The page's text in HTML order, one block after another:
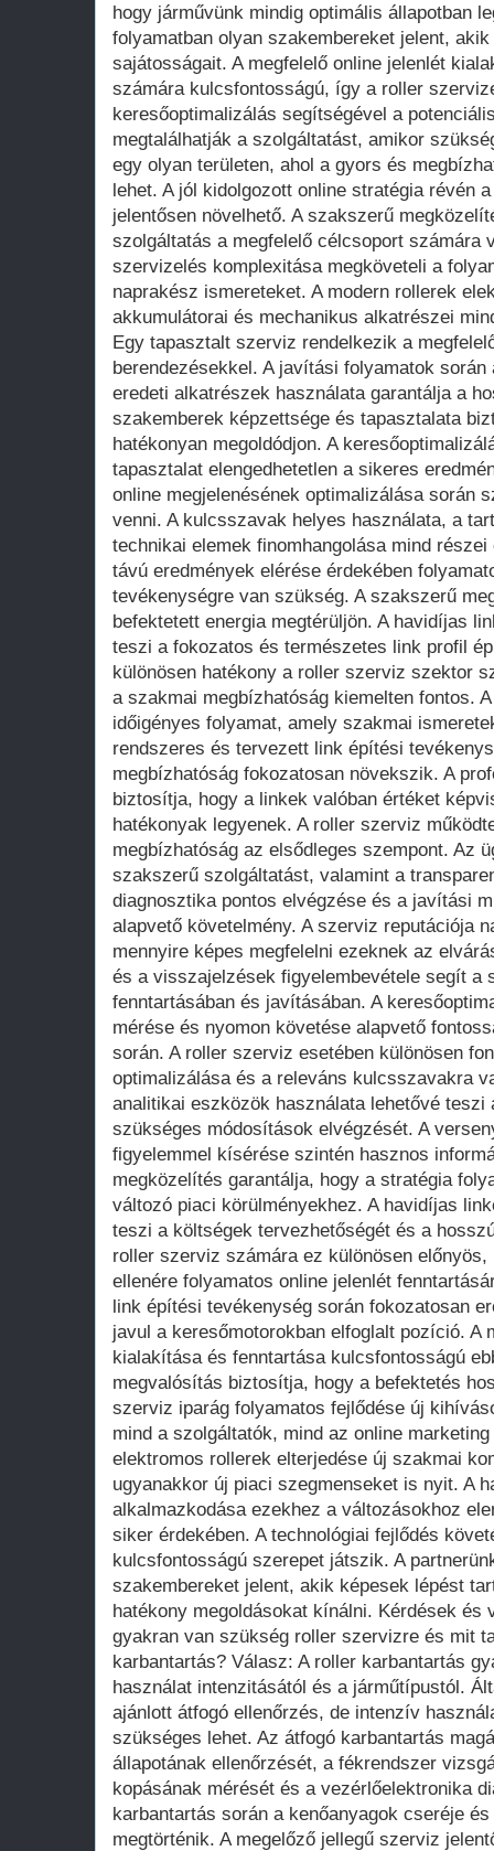
hogy járművünk mindig optimális állapotban
folyamatban olyan szakembereket jelent,
sajátosságait. A megfelelő online jelenlét
számára kulcsfontosságú, így a roller
keresőoptimalizálás segítségével a
megtalálhatják a szolgáltatást, amikor
egy olyan területen, ahol a gyors és
lehet. A jól kidolgozott online stratégia révén
jelentősen növelhető. A szakszerű
szolgáltatás a megfelelő célcsoport számára
szervizelés komplexitása megköveteli a
naprakész ismereteket. A modern rollerek
akkumulátorai és mechanikus alkatrészei
Egy tapasztalt szerviz rendelkezik a
berendezésekkel. A javítási folyamatok
eredeti alkatrészek használata garantálja a
szakemberek képzettsége és tapasztalata
hatékonyan megoldódjon. A
tapasztalat elengedhetetlen a sikeres
online megjelenésének optimalizálása során
venni. A kulcsszavak helyes használata, a
technikai elemek finomhangolása mind
távú eredmények elérése érdekében
tevékenységre van szükség. A szakszerű
befektetett energia megtérüljön. A havidíjas
teszi a fokozatos és természetes link profil
különösen hatékony a roller szerviz szektor
a szakmai megbízhatóság kiemelten fontos.
időigényes folyamat, amely szakmai
rendszeres és tervezett link építési
megbízhatóság fokozatosan növekszik. A
biztosítja, hogy a linkek valóban értéket
hatékonyak legyenek. A roller szerviz
megbízhatóság az elsődleges szempont. Az
szakszerű szolgáltatást, valamint a
diagnosztika pontos elvégzése és a javítási
alapvető követelmény. A szerviz reputációja
mennyire képes megfelelni ezeknek az
és a visszajelzések figyelembevétele segít a
fenntartásában és javításában. A
mérése és nyomon követése alapvető
során. A roller szerviz esetében különösen
optimalizálása és a releváns kulcsszavakra
analitikai eszközök használata lehetővé
szükséges módosítások elvégzését. A
figyelemmel kísérése szintén hasznos
megközelítés garantálja, hogy a stratégia
változó piaci körülményekhez. A havidíjas
teszi a költségek tervezhetőségét és a
roller szerviz számára ez különösen
ellenére folyamatos online jelenlét
link építési tevékenység során fokozatosan
javul a keresőmotorokban elfoglalt pozíció. A
kialakítása és fenntartása kulcsfontosságú
megvalósítás biztosítja, hogy a befektetés
szerviz iparág folyamatos fejlődése új
mind a szolgáltatók, mind az online
elektromos rollerek elterjedése új szakmai
ugyanakkor új piaci szegmenseket is nyit. A
alkalmazkodása ezekhez a változásokhoz
siker érdekében. A technológiai fejlődés
kulcsfontosságú szerepet játszik. A
szakembereket jelent, akik képesek lépést
hatékony megoldásokat kínálni. Kérdések és
gyakran van szükség roller szervizre és mit
karbantartás? Válasz: A roller karbantartás
használat intenzitásától és a járműtípustól.
ajánlott átfogó ellenőrzés, de intenzív
szükséges lehet. Az átfogó karbantartás
állapotának ellenőrzését, a fékrendszer
kopásának mérését és a vezérlőelektronika
karbantartás során a kenőanyagok cseréje
megtörténik. A megelőző jellegű szerviz